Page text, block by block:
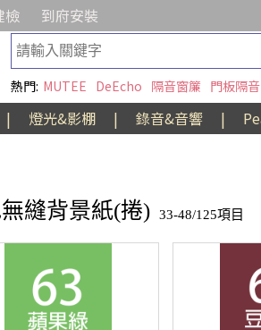
檢 到府安裝
熱門: MUTEE DeEcho 隔音窗簾 門板隔音
| 燈光&影棚 | 錄音&音響 |
縫背景紙(捲) 33-48/125項目